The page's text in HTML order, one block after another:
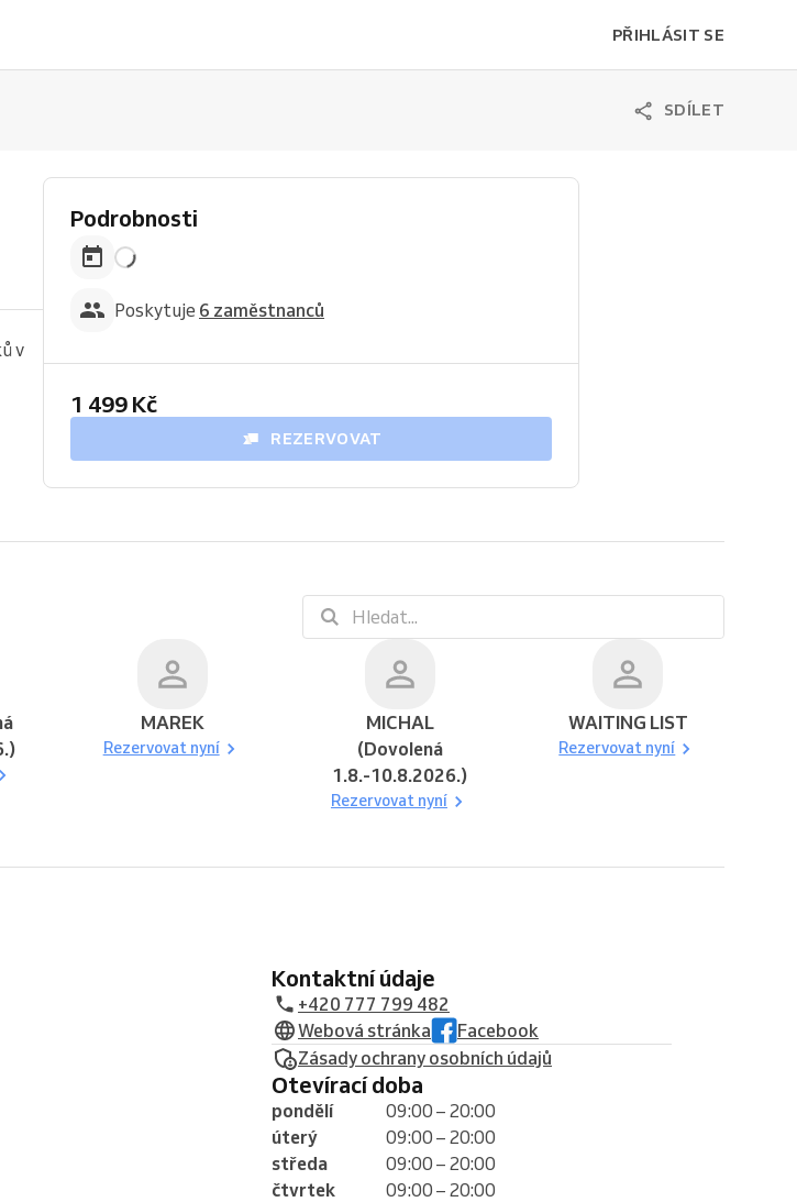
PŘIHLÁSIT SE
SDÍLET
v
Podrobnosti
Poskytuje 6 zaměstnanců
1 499 Kč
REZERVOVAT
MAREK
Rezervovat nyní
MICHAL
(Dovolená
1.8.-10.8.2026.)
Rezervovat nyní
WAITING LIST
Rezervovat nyní
Kontaktní údaje
+420 777 799 482
Webová stránka
Facebook
Zásady ochrany osobních údajů
Otevírací doba
pondělí
09:00 – 20:00
úterý
09:00 – 20:00
středa
09:00 – 20:00
čtvrtek
09:00 – 20:00